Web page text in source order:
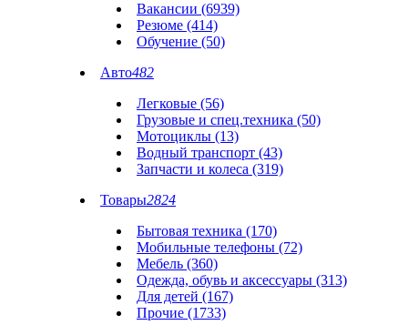
Вакансии (6939)
Резюме (414)
Обучение (50)
Авто482
Легковые (56)
Грузовые и спец.техника (50)
Мотоциклы (13)
Водный транспорт (43)
Запчасти и колеса (319)
Товары2824
Бытовая техника (170)
Мобильные телефоны (72)
Мебель (360)
Одежда, обувь и аксессуары (313)
Для детей (167)
Прочие (1733)